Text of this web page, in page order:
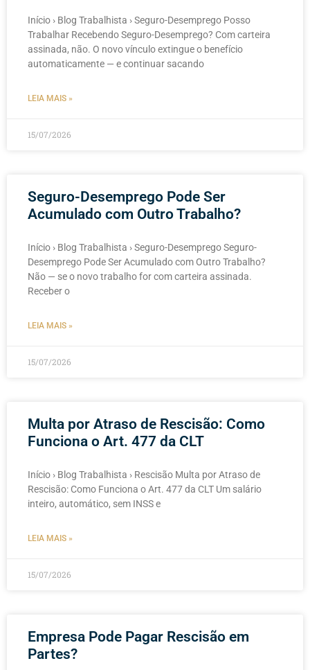
Início › Blog Trabalhista › Seguro-Desemprego Posso
Trabalhar Recebendo Seguro-Desemprego? Com carteira
assinada, não. O novo vínculo extingue o benefício
automaticamente — e continuar sacando
LEIA MAIS »
15/07/2026
Seguro-Desemprego Pode Ser
Acumulado com Outro Trabalho?
Início › Blog Trabalhista › Seguro-Desemprego Seguro-
Desemprego Pode Ser Acumulado com Outro Trabalho?
Não — se o novo trabalho for com carteira assinada.
Receber o
LEIA MAIS »
15/07/2026
Multa por Atraso de Rescisão: Como
Funciona o Art. 477 da CLT
Início › Blog Trabalhista › Rescisão Multa por Atraso de
Rescisão: Como Funciona o Art. 477 da CLT Um salário
inteiro, automático, sem INSS e
LEIA MAIS »
15/07/2026
Empresa Pode Pagar Rescisão em
Partes?